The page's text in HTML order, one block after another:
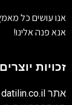
אנו עושים כל
אנא פנה אלינו!
זכויות יוצרים
אתר datilin.co.il